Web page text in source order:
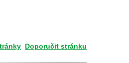
Doporučit stránku